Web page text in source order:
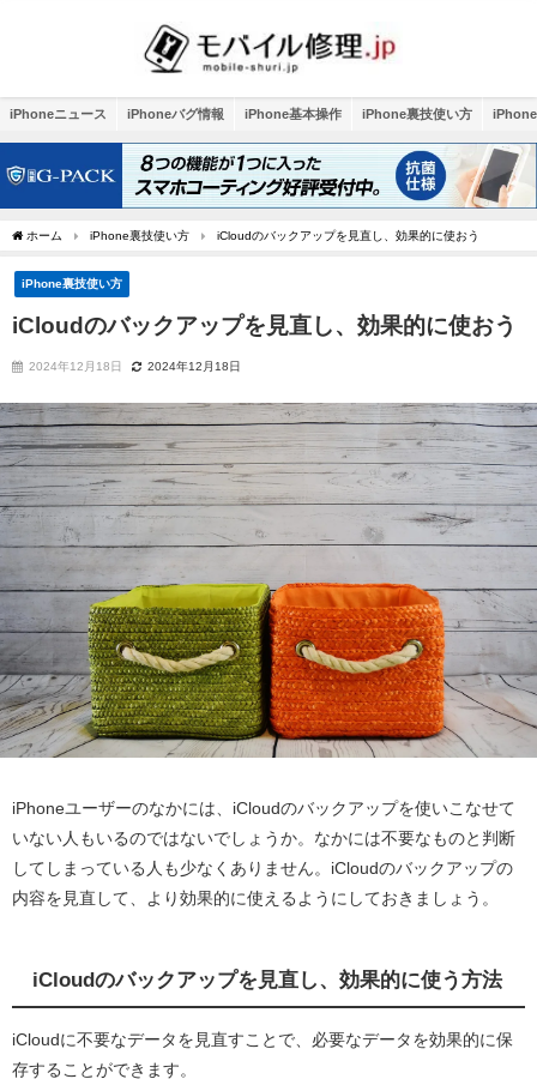
iPhoneニュース iPhoneバグ情報 iPhone基本操作 iPhone裏技使い方
ホーム iPhone裏技使い方 iCloudのバックアップを見直し、効果的に使おう
iPhone裏技使い方
iCloudのバックアップを見直し、効果的に使おう
2024年12月18日 2024年12月18日
iPhoneユーザーのなかには、iCloudのバックアップを使いこなせて
いない人もいるのではないでしょうか。なかには不要なものと判断
してしまっている人も少なくありません。iCloudのバックアップの
内容を見直して、より効果的に使えるようにしておきましょう。
iCloudのバックアップを見直し、効果的に使う方法
iCloudに不要なデータを見直すことで、必要なデータを効果的に保
存することができます。